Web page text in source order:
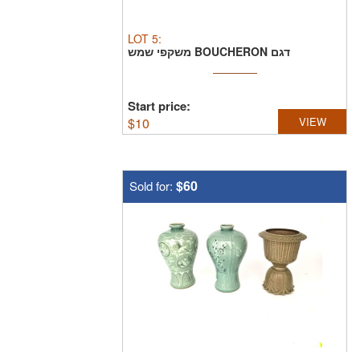
LOT 5:
משקפי שמש BOUCHERON דגם
Start price:
$10 VIEW
Sold for: $60